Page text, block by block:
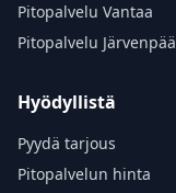
Pitopalvelu Vantaa
Pitopalvelu Järvenpää
Hyödyllistä
Pyydä tarjous
Pitopalvelun hinta